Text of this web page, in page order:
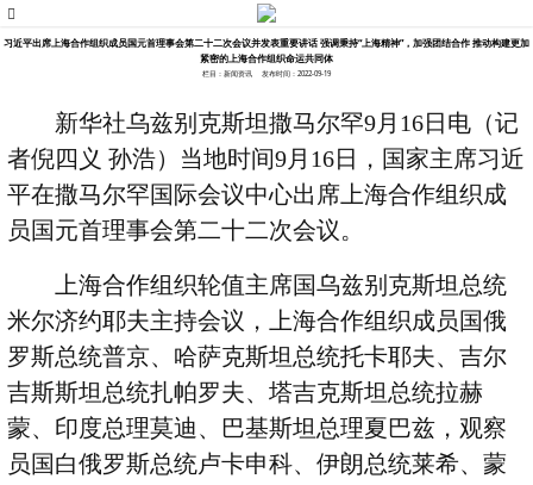
习近平出席上海合作组织成员国元首理事会第二十二次会议并发表重要讲话 强调秉持“上海精神”，加强团结合作 推动构建更加
紧密的上海合作组织命运共同体
栏目：新闻资讯 发布时间：2022-09-19
新华社乌兹别克斯坦撒马尔罕9月 16日电（记
者倪四义 孙浩）当地时间9月 16日，国家主席习近
平在撒马尔罕国际会议中心出席上海合作组织成
员国元首理事会第二十二次会议。
上海合作组织轮值主席国乌兹别克斯坦总统
米尔济约耶夫主持会议，上海合作组织成员国俄
罗斯总统普京、哈萨克斯坦总统托卡耶夫、吉尔
吉斯斯坦总统扎帕罗夫、塔吉克斯坦总统拉赫
蒙、印度总理莫迪、巴基斯坦总理夏巴兹，观察
员国白俄罗斯总统卢卡申科、伊朗总统莱希、蒙